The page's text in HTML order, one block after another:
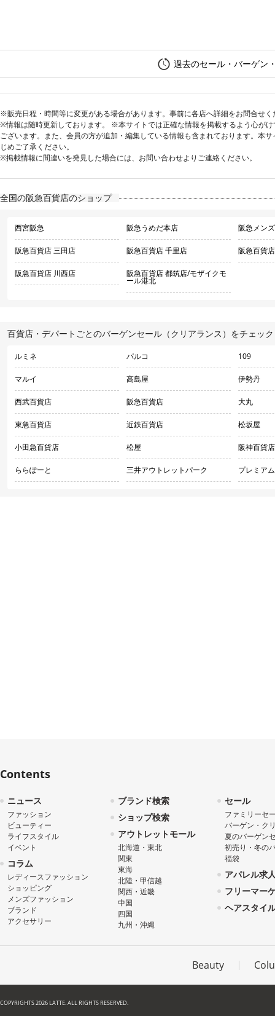
過去のセール・バーゲン
※販売日程・時間等に変更がある場合があります。事前に各店へ詳細をお問合せく
※情報は随時更新しております。 ※本サイトでは正確な情報を掲載するよう心が
ございます。また、会員の方が追加・編集している情報も含まれております。本
じめご了承ください。
※掲載情報に間違いを発見した場合には、お問い合わせよりご連絡ください。
全国の阪急百貨店のショップ
西宮阪急 阪急うめだ本店 阪急メン
阪急百貨店 三田店 阪急百貨店 千里店 阪急百貨
阪急百貨店 川西店 阪急百貨店 都筑店/モザイクモ
ール港北
百貨店・デパートごとのバーゲンセール（クリアランス）をチェッ
ルミネ パルコ 109
マルイ 高島屋 伊勢丹
西武百貨店 阪急百貨店 大丸
東急百貨店 近鉄百貨店 松坂屋
小田急百貨店 松屋 阪神百貨店
ららぽーと 三井アウトレットパーク プレミア
Contents
ニュース
ファッション
ビューティー
ライフスタイル
イベント
コラム
レディースファッション
ショッピング
メンズファッション
ブランド
アクセサリー
ブランド検索
ショップ検索
アウトレットモール
北海道・東北
関東
東海
北陸・甲信越
関西・近畿
中国
四国
九州・沖縄
セール
ファミリーセ
バーゲン・ク
夏のバーゲン
初売り・冬の
福袋
アパレル求
フリーマー
ヘアスタイ
Beauty
COPYRIGHTS 2026 LATTE. ALL RIGHTS RESERVED.